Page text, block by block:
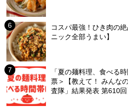
コスパ最強！ひき肉の
ニック全部うまい】
「夏の麺料理、食べる
票＞【教えて！ みんな
査隊」結果発表 第610回